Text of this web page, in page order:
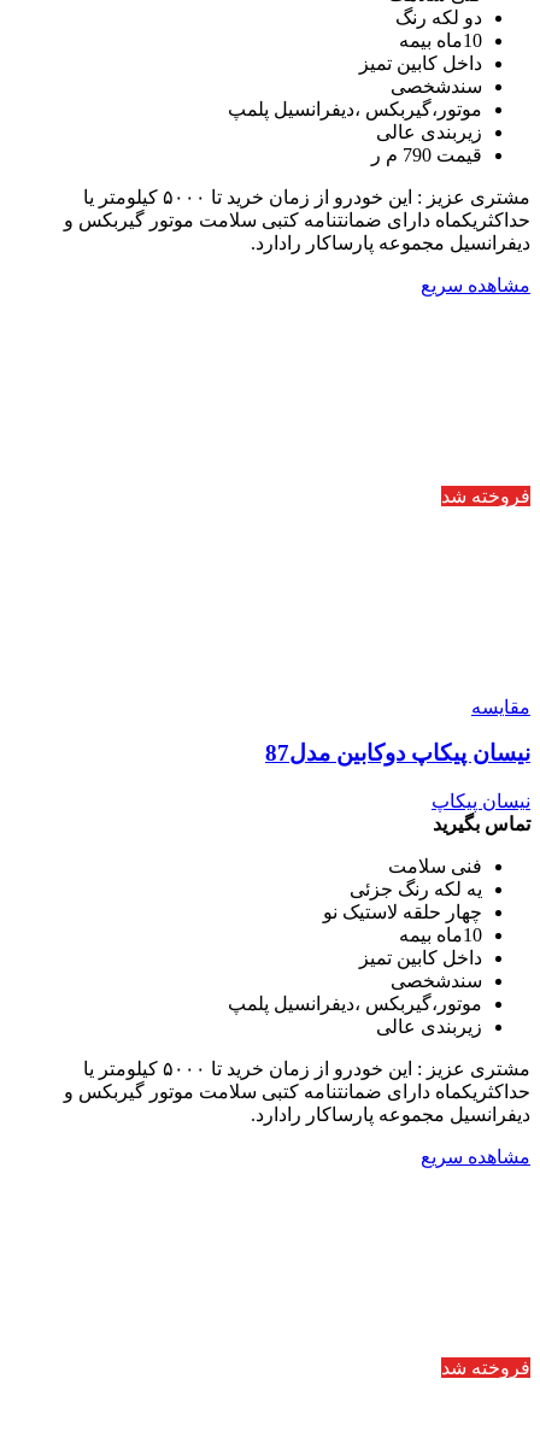
دو لکه رنگ
10ماه بیمه
داخل کابین تمیز
سندشخصی
موتور،گیربکس ،دیفرانسیل پلمپ
زیربندی عالی
قیمت 790 م ر
مشتری عزیز : این خودرو از زمان خرید تا ۵۰۰۰ کیلومتر یا
حداکثریکماه دارای ضمانتنامه کتبی سلامت موتور گیربکس و
دیفرانسیل مجموعه پارساکار رادارد.
مشاهده سریع
فروخته شد
مقایسه
نیسان پیکاپ دوکابین مدل87
نیسان پیکاپ
تماس بگیرید
فنی سلامت
یه لکه رنگ جزئی
چهار حلقه لاستیک نو
10ماه بیمه
داخل کابین تمیز
سندشخصی
موتور،گیربکس ،دیفرانسیل پلمپ
زیربندی عالی
مشتری عزیز : این خودرو از زمان خرید تا ۵۰۰۰ کیلومتر یا
حداکثریکماه دارای ضمانتنامه کتبی سلامت موتور گیربکس و
دیفرانسیل مجموعه پارساکار رادارد.
مشاهده سریع
فروخته شد